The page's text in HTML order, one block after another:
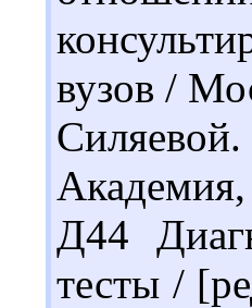
вузов /
Д44
тесты /